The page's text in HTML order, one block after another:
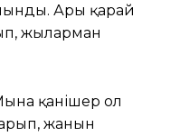
Ары қарай
жыларман
қанішер ол
жанын